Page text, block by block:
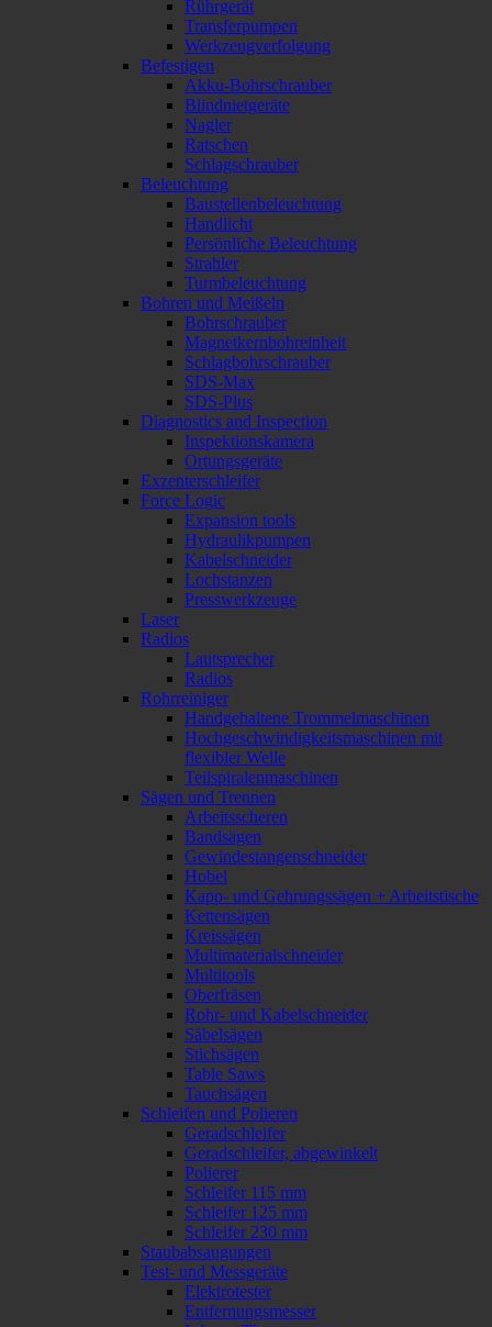
Rührgerät
Transferpumpen
Werkzeugverfolgung
Befestigen
Akku-Bohrschrauber
Blindnietgeräte
Nagler
Ratschen
Schlagschrauber
Beleuchtung
Baustellenbeleuchtung
Handlicht
Persönliche Beleuchtung
Strahler
Turmbeleuchtung
Bohren und Meißeln
Bohrschrauber
Magnetkernbohreinheit
Schlagbohrschrauber
SDS-Max
SDS-Plus
Diagnostics and Inspection
Inspektionskamera
Ortungsgeräte
Exzenterschleifer
Force Logic
Expansion tools
Hydraulikpumpen
Kabelschneider
Lochstanzen
Presswerkzeuge
Laser
Radios
Lautsprecher
Radios
Rohrreiniger
Handgehaltene Trommelmaschinen
Hochgeschwindigkeitsmaschinen mit
flexibler Welle
Teilspiralenmaschinen
Sägen und Trennen
Arbeitsscheren
Bandsägen
Gewindestangenschneider
Hobel
Kapp- und Gehrungssägen + Arbeitstische
Kettensägen
Kreissägen
Multimaterialschneider
Multitools
Oberfräsen
Rohr- und Kabelschneider
Säbelsägen
Stichsägen
Table Saws
Tauchsägen
Schleifen und Polieren
Geradschleifer
Geradschleifer, abgewinkelt
Polierer
Schleifer 115 mm
Schleifer 125 mm
Schleifer 230 mm
Staubabsaugungen
Test- und Messgeräte
Elektrotester
Entfernungsmesser